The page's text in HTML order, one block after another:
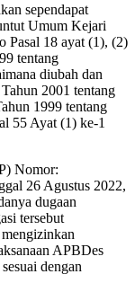
sependapat
Umum Kejari
Pasal 18 ayat (1), (2)
tentang
diubah dan
2001 tentang
1999 tentang
55 Ayat (1) ke-1
Nomor:
26 Agustus 2022,
dugaan
tersebut
APBDes
dengan